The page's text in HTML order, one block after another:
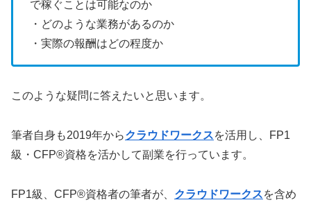
で稼ぐことは可能なのか
・どのような業務があるのか
・実際の報酬はどの程度か
このような疑問に答えたいと思います。
筆者自身も2019年からクラウドワークスを活用し、FP1
級・CFP®資格を活かして副業を行っています。
FP1級、CFP®資格者の筆者が、 クラウドワークスを含め